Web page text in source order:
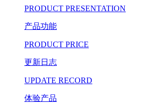
PRODUCT PRESENTATION
产品功能
PRODUCT PRICE
更新日志
UPDATE RECORD
体验产品